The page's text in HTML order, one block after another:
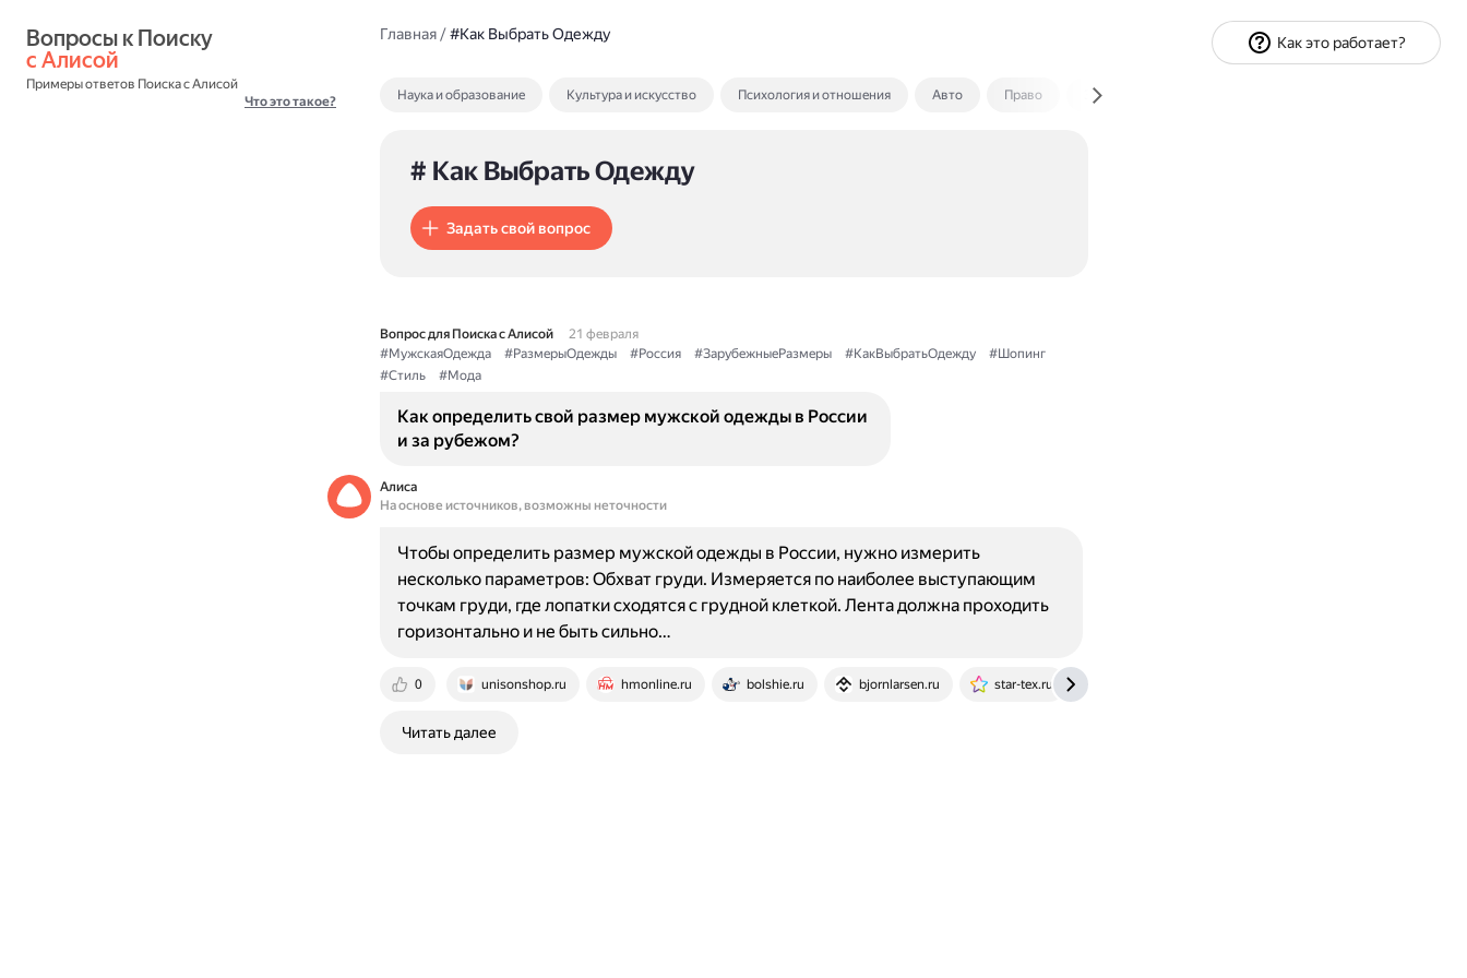
с Алисой
Примеры ответов Поиска с Алисой
Что это такое?
Главная/#Как Выбрать Одежду
Наука и образование Культура и искусство Психология и отношения Авто Право Экономика и финансы
# Как Выбрать Одежду
Задать свой вопрос
Вопрос для Поиска с Алисой
21 февраля
#МужскаяОдежда
#РазмерыОдежды #Россия #ЗарубежныеРазмеры #КакВыбратьОдежду
#Шопинг
#Стиль
#Мода
Как определить свой размер мужской одежды в России
и за рубежом?
Алиса
На основе источников, возможны неточности
0 unisonshop.ru hmonline.ru bolshie.ru bjornlarsen.ru star-tex.ru
Чтобы определить размер мужской одежды в России, нужно измерить
несколько параметров: Обхват груди. Измеряется по наиболее выступающим
точкам груди, где лопатки сходятся с грудной клеткой. Лента должна проходить
горизонтально и не быть сильно…
Читать далее
Как это работает?